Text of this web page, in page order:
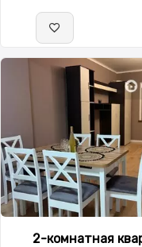
2-комнатная